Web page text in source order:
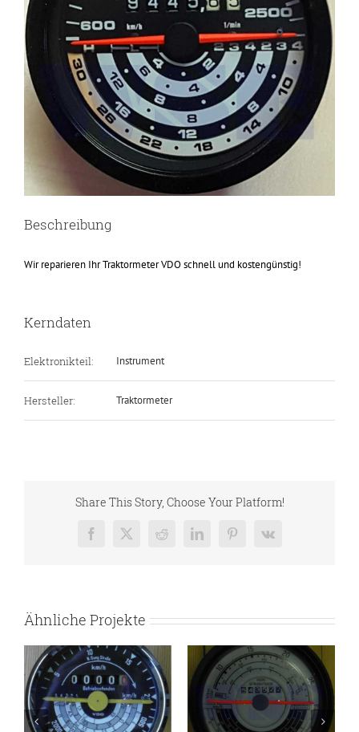
Beschreibung
Wir reparieren Ihr Traktormeter VDO schnell und kostengünstig!
Kerndaten
Elektronikteil: Instrument
Hersteller: Traktormeter
Share This Story, Choose Your Platform!
Facebook
X RedditLinkedInPinterest
Vk
Ähnliche Projekte